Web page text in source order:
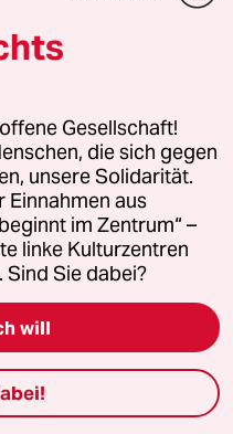
der
Bildung
Gesellschaft!
die sich gegen
unsere Solidarität.
Einnahmen aus
im Zentrum“ –
linke Kulturzentren
Sie dabei?
will